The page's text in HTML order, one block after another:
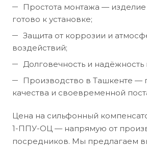
Простота монтажа —
готово к установке;
Защита от коррозии и
воздействий;
Долговечность и надёжность
Производство в Ташкенте —
качества и своевременной
Цена на сильфонный
1-ППУ-ОЦ — напрямую от
посредников. Мы предлагаем